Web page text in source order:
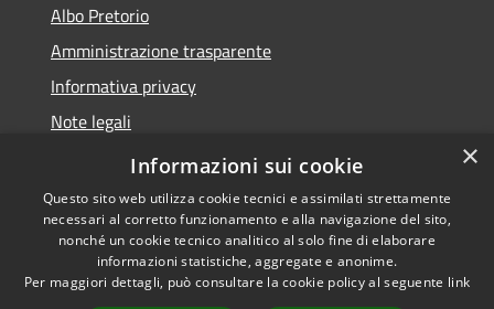
Albo Pretorio
Amministrazione trasparente
Informativa privacy
Note legali
Dichiarazione di accessibilità
Accessibilità
Copyright © 2026 • Comune di
Firenzuola • Powered by
×
Informazioni sui cookie
Questo sito web utilizza cookie tecnici e assimilati strettamente
necessari al corretto funzionamento e alla navigazione del sito,
nonché un cookie tecnico analitico al solo fine di elaborare
informazioni statistiche, aggregate e anonime.
Per maggiori dettagli, può consultare la cookie policy al seguente link